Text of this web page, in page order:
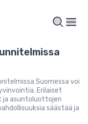
Suomessa voi
Erilaiset
ja asuntoluottojen
säästää ja